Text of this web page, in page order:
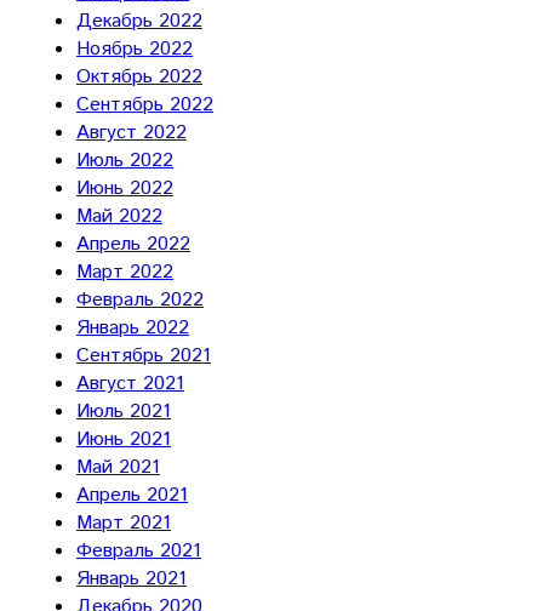
Декабрь 2022
Ноябрь 2022
Октябрь 2022
Сентябрь 2022
Август 2022
Июль 2022
Июнь 2022
Май 2022
Апрель 2022
Март 2022
Февраль 2022
Январь 2022
Сентябрь 2021
Август 2021
Июль 2021
Июнь 2021
Май 2021
Апрель 2021
Март 2021
Февраль 2021
Январь 2021